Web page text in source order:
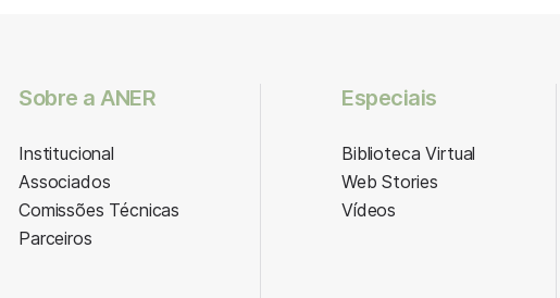
Sobre a ANER
Institucional
Associados
Comissões Técnicas
Parceiros
Especiais
Biblioteca Virtual
Web Stories
Vídeos